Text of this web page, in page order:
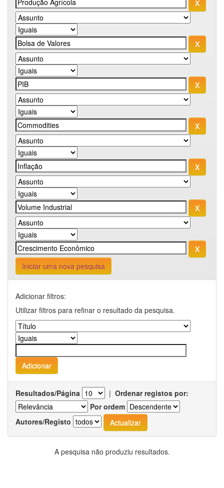
Iniciar uma nova pesquisa
Adicionar filtros:
Utilizar filtros para refinar o resultado da pesquisa.
Resultados/Página | Ordenar registos por:
Por ordem
Autores/Registo
A pesquisa não produziu resultados.